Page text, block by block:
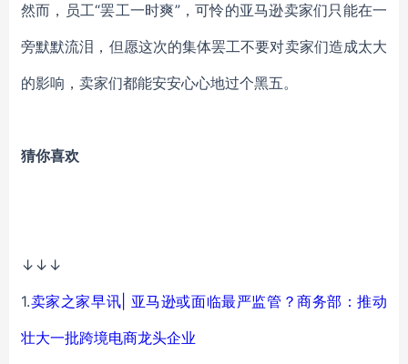
然而，员工“罢工一时爽”，可怜的亚马逊卖家们只能在一
旁默默流泪，但愿这次的集体罢工不要对卖家们造成太大
的影响，卖家们都能安安心心地过个黑五。
猜你喜欢
↓↓↓
1.卖家之家早讯| 亚马逊或面临最严监管？商务部：推动
壮大一批跨境电商龙头企业